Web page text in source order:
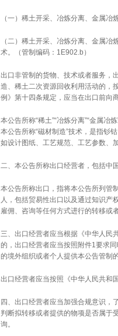
（一）稀土开采、冶炼分离、金属
（二）稀土开采、冶炼分离、金属
术。（管制编码：1E902.b）
出口非管制的货物、技术或者服务，
造、稀土二次资源回收利用活动的，
例》第十四条规定，应当在出口前向
本公告所称“稀土”“冶炼分离”“金属冶
本公告所称“磁材制造”技术，是指钐
如设计图纸、工艺规范、工艺参数、
二、本公告所称出口经营者，包括中
本公告所称出口，指将本公告所列管
人，包括贸易性出口以及通过知识产
雇佣、咨询等任何方式进行的转移或者
三、出口经营者应当根据《中华人民
的，出口经营者应当按照附件1要求
的境外组织或者个人提供本公告管制
出口经营者应当按照《中华人民共和
四、出口经营者应当加强合规意识，
判断拟转移或者提供的物项是否属于
询。